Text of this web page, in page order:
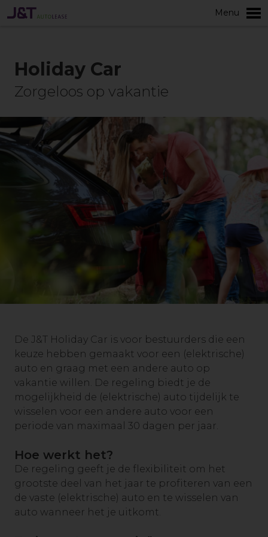
Menu
Meer
Holiday Car
Zorgeloos op vakantie
De J&T Holiday Car is voor bestuurders die een
keuze hebben gemaakt voor een (elektrische)
auto en graag met een andere auto op
vakantie willen. De regeling biedt je de
mogelijkheid de (elektrische) auto tijdelijk te
wisselen voor een andere auto voor een
periode van maximaal 30 dagen per jaar.
Hoe werkt het?
De regeling geeft je de flexibiliteit om het
grootste deel van het jaar te profiteren van een
de vaste (elektrische) auto en te wisselen van
auto wanneer het je uitkomt.